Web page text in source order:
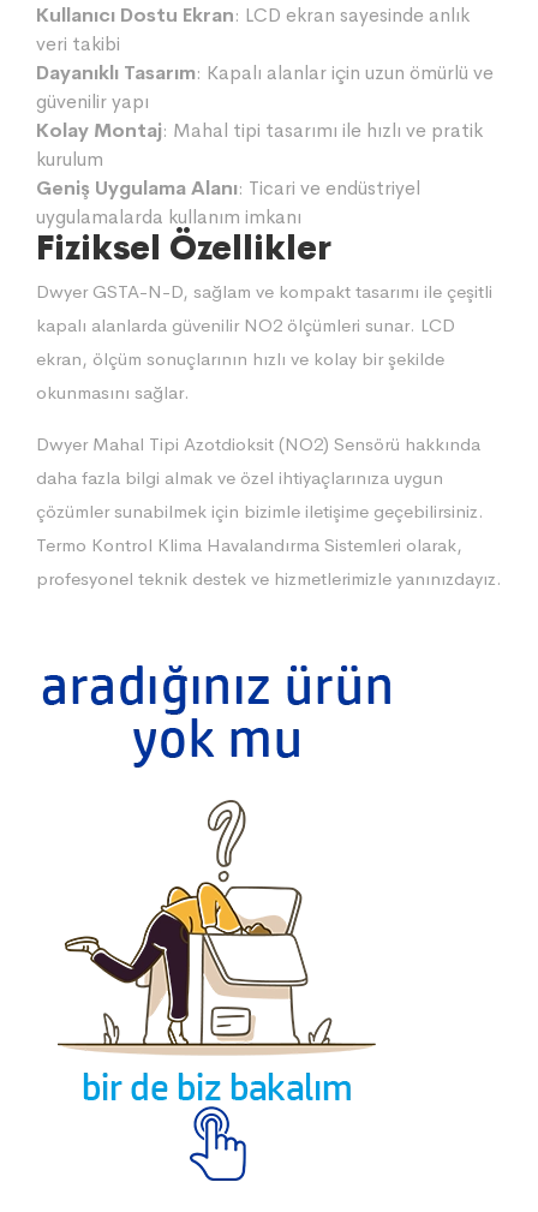
Kullanıcı Dostu Ekran: LCD ekran sayesinde anlık
veri takibi
Dayanıklı Tasarım: Kapalı alanlar için uzun ömürlü ve
güvenilir yapı
Kolay Montaj: Mahal tipi tasarımı ile hızlı ve pratik
kurulum
Geniş Uygulama Alanı: Ticari ve endüstriyel
uygulamalarda kullanım imkanı
Fiziksel Özellikler
Dwyer GSTA-N-D, sağlam ve kompakt tasarımı ile çeşitli
kapalı alanlarda güvenilir NO2 ölçümleri sunar. LCD
ekran, ölçüm sonuçlarının hızlı ve kolay bir şekilde
okunmasını sağlar.
Dwyer Mahal Tipi Azotdioksit (NO2) Sensörü hakkında
daha fazla bilgi almak ve özel ihtiyaçlarınıza uygun
çözümler sunabilmek için bizimle iletişime geçebilirsiniz.
Termo Kontrol Klima Havalandırma Sistemleri olarak,
profesyonel teknik destek ve hizmetlerimizle yanınızdayız.